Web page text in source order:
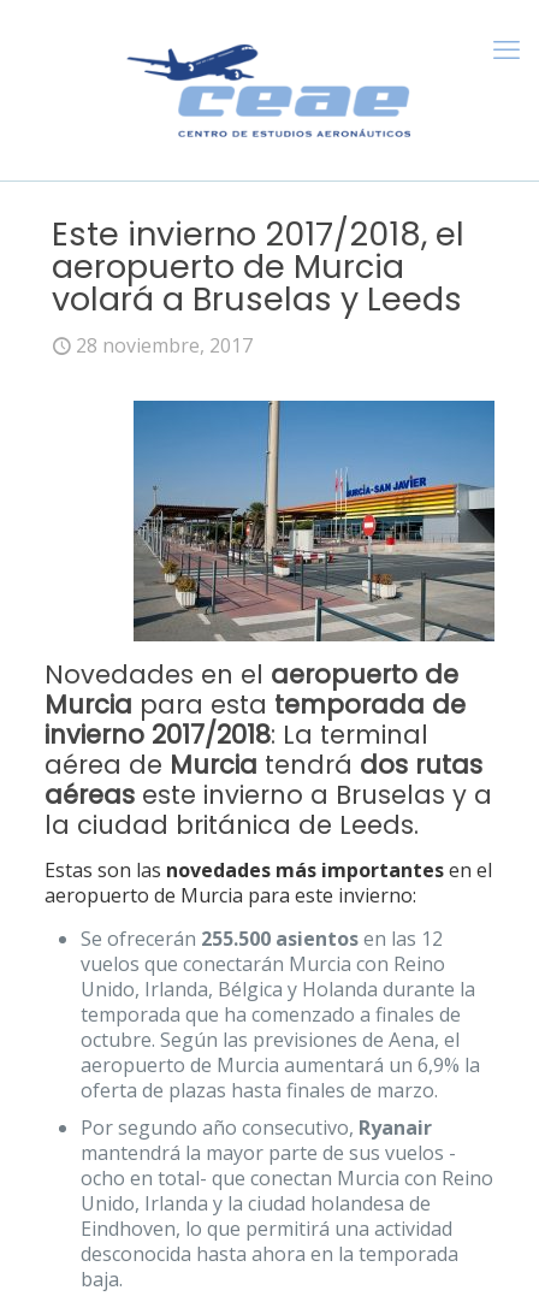
Este invierno 2017/2018, el
aeropuerto de Murcia
volará a Bruselas y Leeds
28 noviembre, 2017
Novedades en el aeropuerto de
Murcia para esta temporada de
invierno 2017/2018: La terminal
aérea de Murcia tendrá dos rutas
aéreaseste invierno a Bruselas y a
la ciudad británica de Leeds.
Estas son las novedades más importantesen el
aeropuerto de Murcia para este invierno:
Se ofrecerán 255.500 asientosen las 12
vuelos que conectarán Murcia con Reino
Unido, Irlanda, Bélgica y Holanda durante la
temporada que ha comenzado a finales de
octubre. Según las previsiones de Aena, el
aeropuerto de Murcia aumentará un 6,9% la
oferta de plazas hasta finales de marzo.
Por segundo año consecutivo, Ryanair
mantendrá la mayor parte de sus vuelos -
ocho en total- que conectan Murcia con Reino
Unido, Irlanda y la ciudad holandesa de
Eindhoven, lo que permitirá una actividad
desconocida hasta ahora en la temporada
baja.